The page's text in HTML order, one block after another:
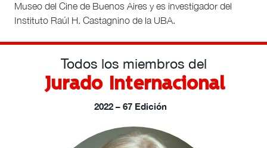
Museo del Cine de Buenos Aires y es investigador del
Instituto Raúl H. Castagnino de la UBA.
Todos los miembros del
Jurado Internacional
2022 – 67 Edición